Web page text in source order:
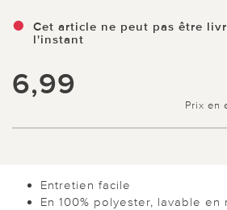
Cet article ne peut pas être
l'instant
6,99
Prix en
Entretien facile
En 100% polyester, lavable en